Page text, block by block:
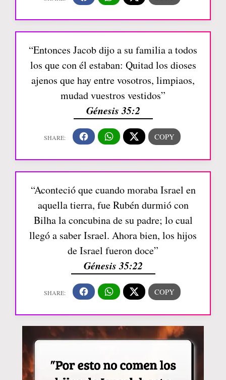
“Entonces Jacob dijo a su familia a todos
los que con él estaban: Quitad los dioses
ajenos que hay entre vosotros, limpiaos,
mudad vuestros vestidos”
Génesis 35:2
“Aconteció que cuando moraba Israel en
aquella tierra, fue Rubén durmió con
Bilha la concubina de su padre; lo cual
llegó a saber Israel. Ahora bien, los hijos
de Israel fueron doce”
Génesis 35:22